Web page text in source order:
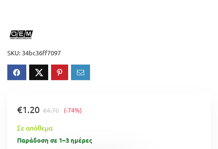
SKU: 34bc36ff7097
€4.70
€1.20 (-74%)
Σε απόθεμα
Παράδοση σε 1–3 ημέρες